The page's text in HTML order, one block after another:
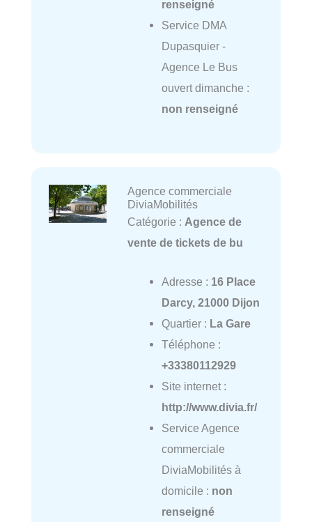
renseigné
Service DMA
Dupasquier -
Agence Le Bus
ouvert dimanche :
non renseigné
Agence commerciale
DiviaMobilités
Catégorie : Agence de
vente de tickets de bu
Adresse : 16 Place
Darcy, 21000 Dijon
Quartier : La Gare
Téléphone :
+33380112929
Site internet :
http://www.divia.fr/
Service Agence
commerciale
DiviaMobilités à
domicile : non
renseigné